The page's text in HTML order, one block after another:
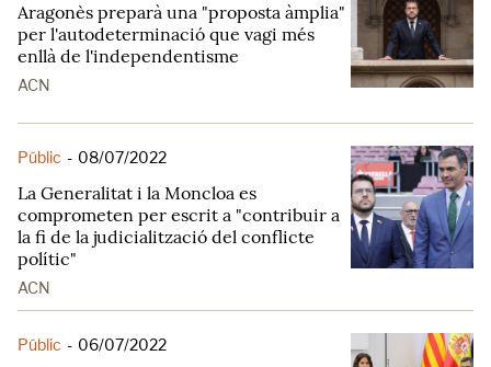
Aragonès preparà una "proposta àmplia"
per l'autodeterminació que vagi més
enllà de l'independentisme
ACN
Públic - 08/07/2022
La Generalitat i la Moncloa es
comprometen per escrit a "contribuir a
la fi de la judicialització del conflicte
polític"
ACN
Públic - 06/07/2022